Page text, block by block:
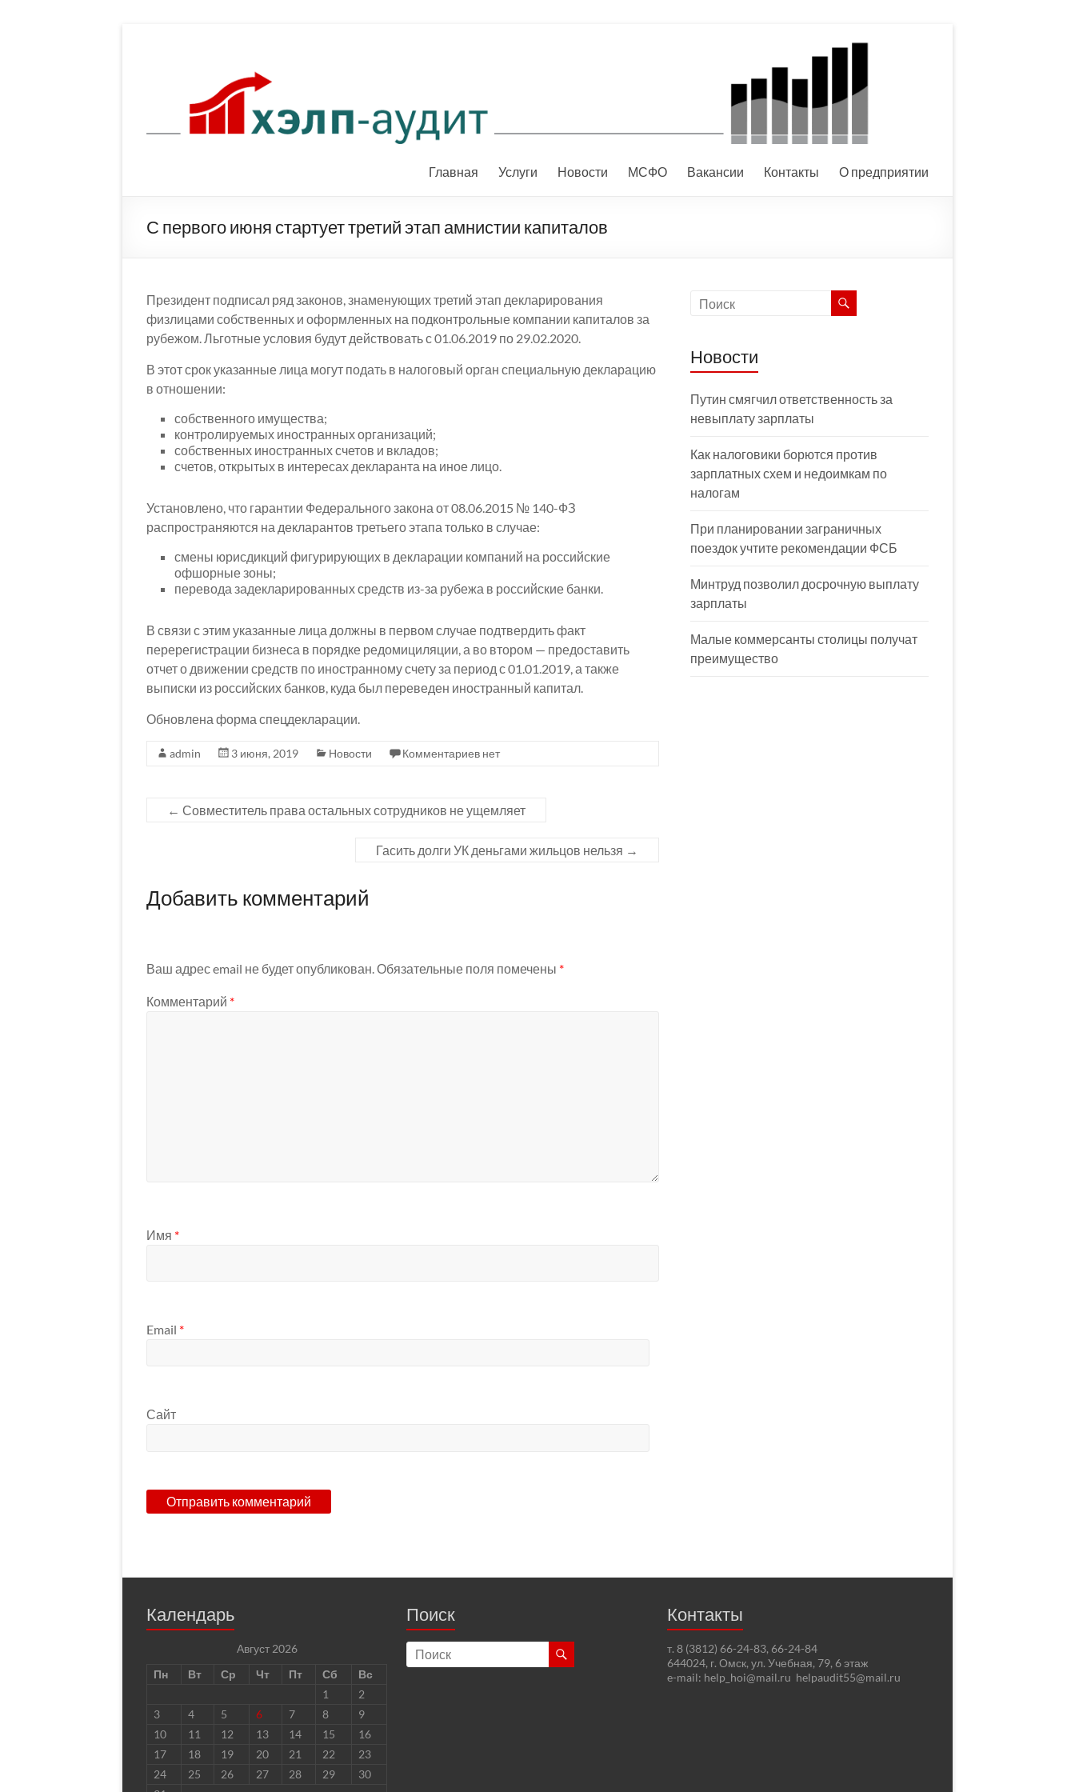
Главная Услуги Новости МСФО Вакансии Контакты О предприятии
С первого июня стартует третий этап амнистии капиталов
Президент подписал ряд законов, знаменующих третий этап декларирования
физлицами собственных и оформленных на подконтрольные компании капиталов за
рубежом. Льготные условия будут действовать с 01.06.2019 по 29.02.2020.
В этот срок указанные лица могут подать в налоговый орган специальную декларацию
в отношении:
собственного имущества;
контролируемых иностранных организаций;
собственных иностранных счетов и вкладов;
счетов, открытых в интересах декларанта на иное лицо.
Установлено, что гарантии Федерального закона от 08.06.2015 № 140-ФЗ
распространяются на декларантов третьего этапа только в случае:
смены юрисдикций фигурирующих в декларации компаний на российские
офшорные зоны;
перевода задекларированных средств из-за рубежа в российские банки.
В связи с этим указанные лица должны в первом случае подтвердить факт
перерегистрации бизнеса в порядке редомициляции, а во втором — предоставить
отчет о движении средств по иностранному счету за период с 01.01.2019, а также
выписки из российских банков, куда был переведен иностранный капитал.
Обновлена форма спецдекларации.
admin 3 июня, 2019 Новости Комментариев нет
← Совместитель права остальных сотрудников не ущемляет
Гасить долги УК деньгами жильцов нельзя →
Добавить комментарий
Ваш адрес email не будет опубликован. Обязательные поля помечены *
Комментарий *
Имя *
Email *
Сайт
Новости
Путин смягчил ответственность за
невыплату зарплаты
Как налоговики борются против
зарплатных схем и недоимкам по
налогам
При планировании заграничных
поездок учтите рекомендации ФСБ
Минтруд позволил досрочную выплату
зарплаты
Малые коммерсанты столицы получат
преимущество
Календарь
Август 2026
Пн
Вт Ср Чт Пт Сб
Вс
1
2
3
4 5 6 7 8
9
10
11 12 13 14 15
16
17
18 19 20 21 22
23
24
25 26 27 28 29
30
Поиск Контакты
т. 8 (3812) 66-24-83, 66-24-84
644024, г. Омск, ул. Учебная, 79, 6 этаж
e-mail: help_hoi@mail.ru helpaudit55@mail.ru